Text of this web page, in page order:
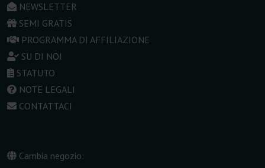
NEWSLETTER
SEMI GRATIS
PROGRAMMA DI AFFILIAZIONE
SU DI NOI
STATUTO
NOTE LEGALI
CONTATTACI
Cambia negozio: